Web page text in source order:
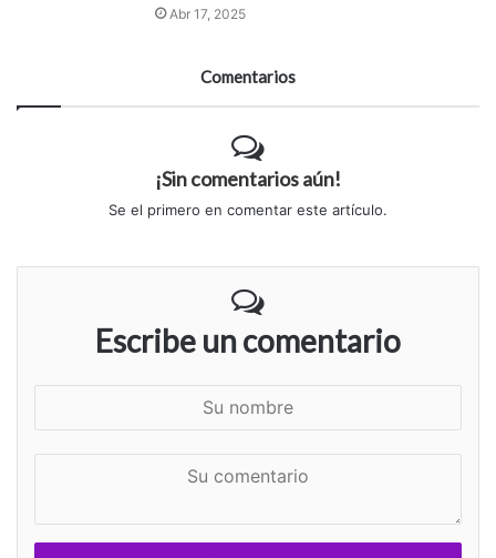
Abr 17, 2025
Comentarios
¡Sin comentarios aún!
Se el primero en comentar este artículo.
Escribe un comentario